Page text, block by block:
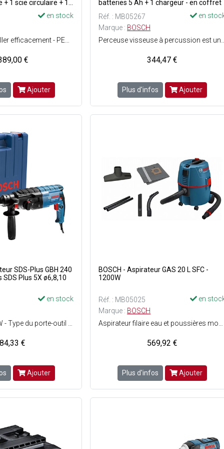
1 scie circulaire + 1
en stock
€
Ajouter
batteries 5 Ah + 1 chargeur - en coffret
Réf. : MB05267
en
Marque : BOSCH
344,47 €
Plus d'infos Ajouter
Plus 5X ø6,8,10
en stock
€
Ajouter
BOSCH - Aspirateur GAS 20 L SFC -
1200W
Réf. : MB05025
en
Marque : BOSCH
569,92 €
Plus d'infos Ajouter